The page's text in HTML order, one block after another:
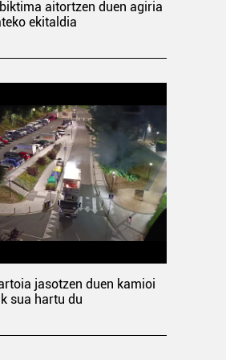
aitortzen duen agiria
ekitaldia
jasotzen duen kamioi
sua hartu du